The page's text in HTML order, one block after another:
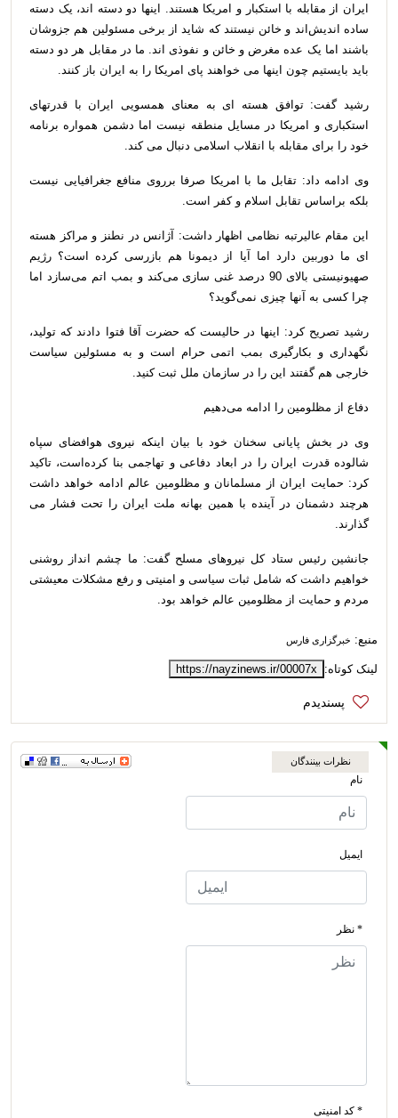
ایران از مقابله با استکبار و امریکا هستند. اینها دو دسته اند، یک دسته
ساده اندیش‌اند و خائن نیستند که شاید از برخی مسئولین هم جزوشان
باشند اما یک عده مغرض و خائن و نفوذی اند. ما در مقابل هر دو دسته
باید بایستیم چون اینها می خواهند پای امریکا را به ایران باز کنند.
رشید گفت: توافق هسته ای به معنای همسویی ایران با قدرتهای
استکباری و امریکا در مسایل منطقه نیست اما دشمن همواره برنامه
خود را برای مقابله با انقلاب اسلامی دنبال می کند.
وی ادامه داد: تقابل ما با امریکا صرفا برروی منافع جغرافیایی نیست
بلکه براساس تقابل اسلام و کفر است.
این مقام عالیرتبه نظامی اظهار داشت: آژانس در نطنز و مراکز هسته
ای ما دوربین دارد اما آیا از دیمونا هم بازرسی کرده است؟ رژیم
صهیونیستی بالای 90 درصد غنی سازی می‌کند و بمب اتم می‌سازد اما
چرا کسی به آنها چیزی نمی‌گوید؟
رشید تصریح کرد: اینها در حالیست که حضرت آقا فتوا دادند که تولید،
نگهداری و بکارگیری بمب اتمی حرام است و به مسئولین سیاست
خارجی هم گفتند این را در سازمان ملل ثبت کنید.
دفاع از مظلومین را ادامه می‌دهیم
وی در بخش پایانی سخنان خود با بیان اینکه نیروی هوافضای سپاه
شالوده قدرت ایران را در ابعاد دفاعی و تهاجمی بنا کرده‌است، تاکید
کرد: حمایت ایران از مسلمانان و مظلومین عالم ادامه خواهد داشت
هرچند دشمنان در آینده با همین بهانه ملت ایران را تحت فشار می
گذارند.
جانشین رئیس ستاد کل نیروهای مسلح گفت: ما چشم انداز روشنی
خواهیم داشت که شامل ثبات سیاسی و امنیتی و رفع مشکلات معیشتی
مردم و حمایت از مظلومین عالم خواهد بود.
منبع: خبرگزاری فارس
لینک کوتاه: https://nayzinews.ir/00007x
نظرات بینندگان
نام
ایمیل
* نظر
* کد امنیتی